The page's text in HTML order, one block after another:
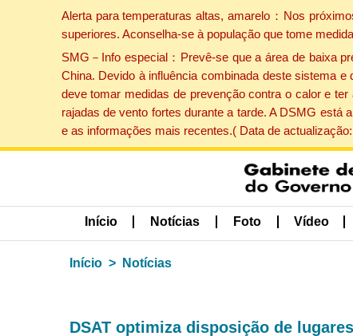
Alerta para temperaturas altas, amarelo：Nos
superiores. Aconselha-se à população que tome
SMG－Info especial：Prevê-se que a área de baixa
China. Devido à influência combinada deste sistema
deve tomar medidas de prevenção contra o calor e
rajadas de vento fortes durante a tarde. A DSMG está
e as informações mais recentes.( Data de
Início Notícias Foto Vídeo
Início Notícias
DSAT optimiza disposição de